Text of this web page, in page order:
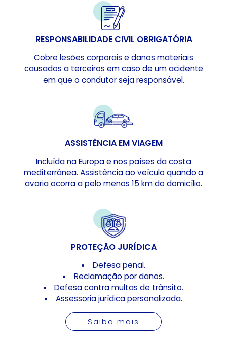
RESPONSABILIDADE CIVIL OBRIGATÓRIA
Cobre lesões corporais e danos materiais
causados a terceiros em caso de um acidente
em que o condutor seja responsável.
ASSISTÊNCIA EM VIAGEM
Incluída na Europa e nos países da costa
mediterrânea. Assistência ao veículo quando a
avaria ocorra a pelo menos 15 km do domicílio.
PROTEÇÃO JURÍDICA
Defesa penal.
Reclamação por danos.
Defesa contra multas de trânsito.
Assessoria jurídica personalizada.
Saiba mais